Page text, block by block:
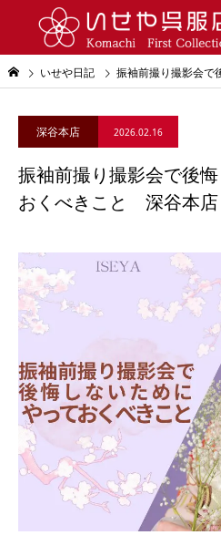
いせや日記 振袖前撮り撮影会で後悔
深谷本店 2026.02.16
振袖前撮り撮影会で後
おくべきこと 深谷本店